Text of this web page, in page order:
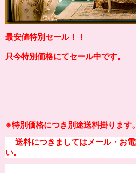
最安値特別セール！！
只今特別価格にてセール中です。
※特別価格につき別途送料掛り ます。
送料につきましてはメール・お
い。